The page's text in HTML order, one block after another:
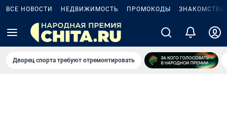
ВСЕ НОВОСТИ НЕДВИЖИМОСТЬ ПРОМОКОДЫ ЗНАКОМСТВА
Дворец спорта требуют отремонтировать